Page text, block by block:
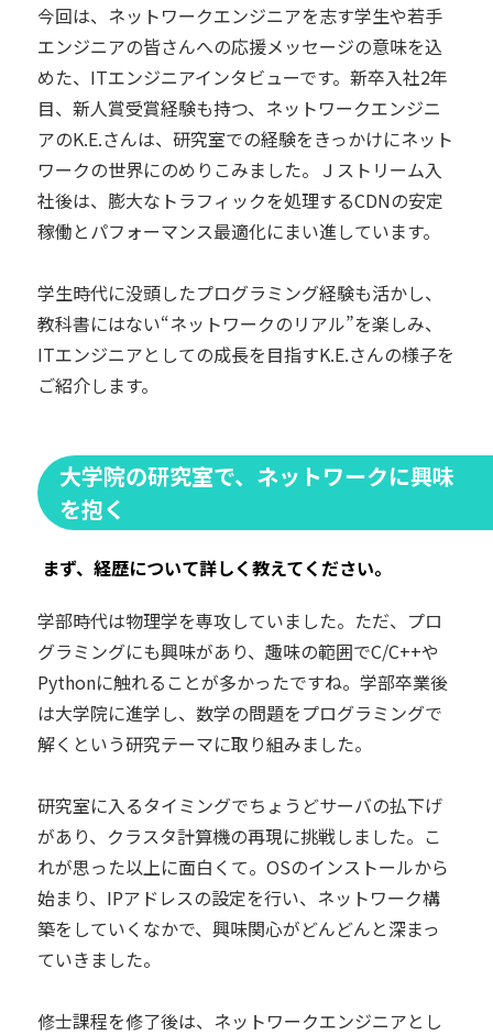
今回は、ネットワークエンジニアを志す学生や若手
エンジニアの皆さんへの応援メッセージの意味を込
めた、ITエンジニアインタビューです。新卒入社2年
目、新人賞受賞経験も持つ、ネットワークエンジニ
アのK.E.さんは、研究室での経験をきっかけにネット
ワークの世界にのめりこみました。Ｊストリーム入
社後は、膨大なトラフィックを処理するCDNの安定
稼働とパフォーマンス最適化にまい進しています。
学生時代に没頭したプログラミング経験も活かし、
教科書にはない“ネットワークのリアル”を楽しみ、
ITエンジニアとしての成長を目指すK.E.さんの様子を
ご紹介します。
大学院の研究室で、ネットワークに興味
を抱く
―― まず、経歴について詳しく教えてください。
学部時代は物理学を専攻していました。ただ、プロ
グラミングにも興味があり、趣味の範囲でC/C++や
Pythonに触れることが多かったですね。学部卒業後
は大学院に進学し、数学の問題をプログラミングで
解くという研究テーマに取り組みました。
研究室に入るタイミングでちょうどサーバの払下げ
があり、クラスタ計算機の再現に挑戦しました。こ
れが思った以上に面白くて。OSのインストールから
始まり、IPアドレスの設定を行い、ネットワーク構
築をしていくなかで、興味関心がどんどんと深まっ
ていきました。
修士課程を修了後は、ネットワークエンジニアとし